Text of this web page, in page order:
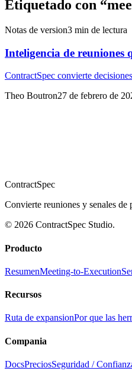
Etiquetado con “
Notas de version3 min de lectura
Inteligencia de reuniones
ContractSpec convierte
Theo Boutron27 de febrero de
ContractSpec
Convierte reuniones y senales
© 2026 ContractSpec Studio.
Producto
ResumenMeeting-to-Execution
Recursos
Ruta de expansionPor que las
Compania
DocsPreciosSeguridad /